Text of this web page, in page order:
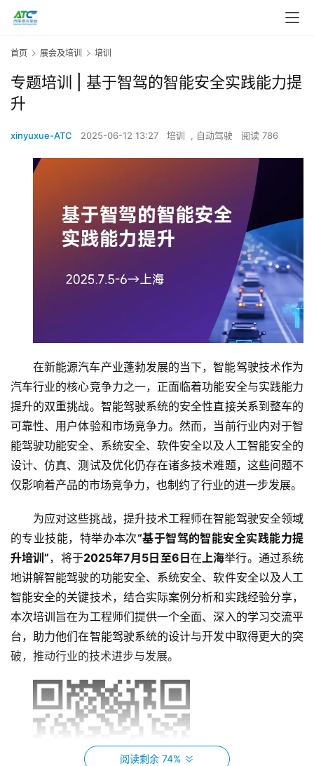
首页 展会及培训 培训
专题培训 | 基于智驾的智能安全实践能力提
升
xinyuxue-ATC 2025-06-12 13:27 培训 , 自动驾驶 阅读 786
在新能源汽车产业蓬勃发展的当下，智能驾驶技术作为
汽车行业的核心竞争力之一，正面临着功能安全与实践能力
提升的双重挑战。智能驾驶系统的安全性直接关系到整车的
可靠性、用户体验和市场竞争力。然而，当前行业内对于智
能驾驶功能安全、系统安全、软件安全以及人工智能安全的
设计、仿真、测试及优化仍存在诸多技术难题，这些问题不
仅影响着产品的市场竞争力，也制约了行业的进一步发展。
为应对这些挑战，提升技术工程师在智能驾驶安全领域
的专业技能，特举办本次“基于智驾的智能安全实践能力提
升培训”，将于2025年7月5日至6日在 上海举行。通过系统
地讲解智能驾驶的功能安全、系统安全、软件安全以及人工
智能安全的关键技术，结合实际案例分析和实践经验分享，
本次培训旨在为工程师们提供一个全面、深入的学习交流平
台，助力他们在智能驾驶系统的设计与开发中取得更大的突
破，推动行业的技术进步与发展。
阅读剩余 74%